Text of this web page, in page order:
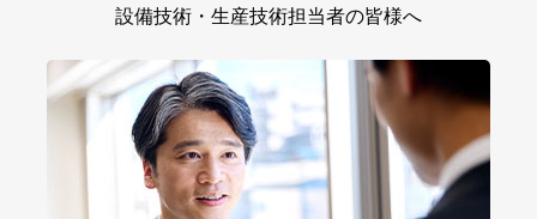
設備技術・ 生産技術担当者の皆様へ